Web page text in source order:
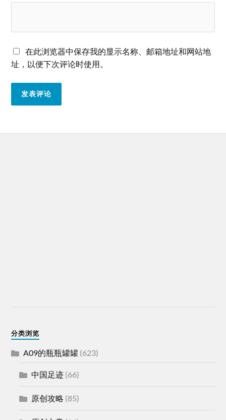
在此浏览器中保存我的显示名称、邮箱地址和网站地
址，以便下次评论时使用。
分类浏览
A09的瓶瓶罐罐 (623)
中国足迹 (66)
原创攻略 (85)